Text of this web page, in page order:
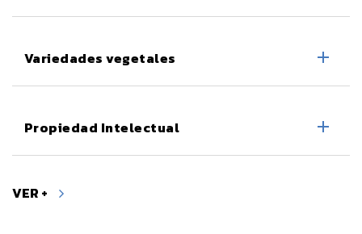
Variedades vegetales
Propiedad Intelectual
VER +